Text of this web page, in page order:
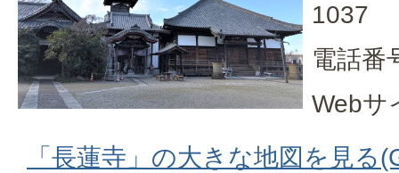
1037
電話番
Webサ
「長蓮寺」の大きな地図を見る